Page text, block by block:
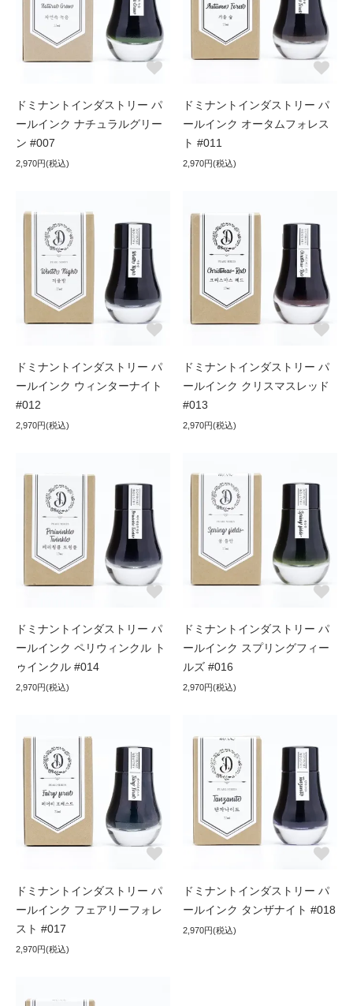
ドミナントインダストリー パ
ールインク ナチュラルグリー
ン #007
2,970円(税込)
ドミナントインダストリー パ
ールインク オータムフォレス
ト #011
2,970円(税込)
ドミナントインダストリー パ
ールインク ウィンターナイト
#012
2,970円(税込)
ドミナントインダストリー パ
ールインク クリスマスレッド
#013
2,970円(税込)
ドミナントインダストリー パ
ールインク ペリウィンクル ト
ゥインクル #014
2,970円(税込)
ドミナントインダストリー パ
ールインク スプリングフィー
ルズ #016
2,970円(税込)
ドミナントインダストリー パ
ールインク フェアリーフォレ
スト #017
2,970円(税込)
ドミナントインダストリー パ
ールインク タンザナイト #018
2,970円(税込)